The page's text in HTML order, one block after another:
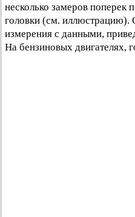
несколько замеров поперек
головки (см. иллюстрацию).
измерения с данными,
На бензиновых двигателях,